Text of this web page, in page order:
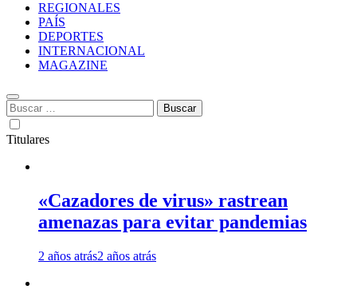
REGIONALES
PAÍS
DEPORTES
INTERNACIONAL
MAGAZINE
Buscar:
Titulares
«Cazadores de virus» rastrean
amenazas para evitar pandemias
2 años atrás2 años atrás